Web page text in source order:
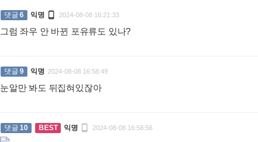
댓글6 익명  2024-08-08 16:21:33
그럼 좌우 안 바뀐 포유류도 있나?
댓글9 익명 2024-08-08 16:58:49
눈알만 봐도 뒤집혀있잖아
댓글10 BEST 익명  2024-08-08 16:58:56